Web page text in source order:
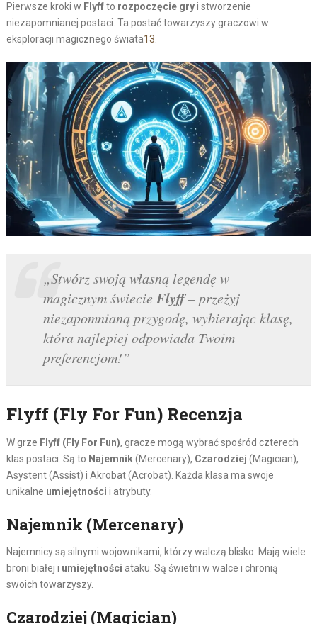
Pierwsze kroki w Flyffto rozpoczęcie gryi stworzenie
niezapomnianej postaci. Ta postać towarzyszy graczowi w
eksploracji magicznego świata13.
„Stwórz swoją własną legendę w
magicznym świecie Flyff– przeżyj
niezapomnianą przygodę, wybierając klasę,
która najlepiej odpowiada Twoim
preferencjom!”
Flyff (Fly For Fun) Recenzja
W grze Flyff (Fly For Fun), gracze mogą wybrać spośród czterech
klas postaci. Są to Najemnik(Mercenary), Czarodziej (Magician),
Asystent (Assist) i Akrobat (Acrobat). Każda klasa ma swoje
unikalne umiejętności i atrybuty.
Najemnik (Mercenary)
Najemnicy są silnymi wojownikami, którzy walczą blisko. Mają wiele
broni białej i umiejętności ataku. Są świetni w walce i chronią
swoich towarzyszy.
Czarodziej (Magician)